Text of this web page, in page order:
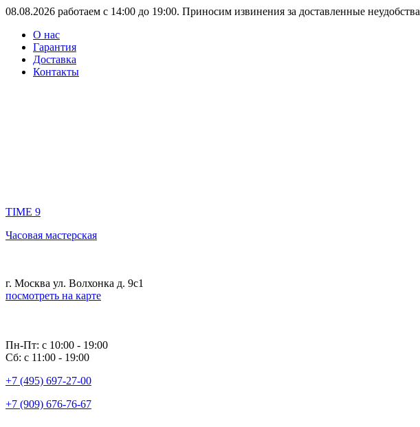
08.08.2026 работаем с 14:00 до 19:00. Приносим извинения за доставленные неудобства
О нас
Гарантия
Доставка
Контакты
TIME 9
Часовая мастерская
г. Москва ул. Волхонка д. 9с1
посмотреть на карте
Пн-Пт: с 10:00 - 19:00
Сб: с 11:00 - 19:00
+7 (495) 697-27-00
+7 (909) 676-76-67